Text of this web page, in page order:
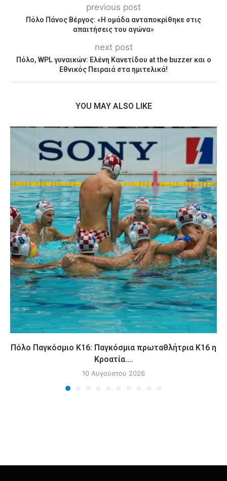
previous post
Πόλο Πάνος Βέργος: «Η ομάδα ανταποκρίθηκε στις
απαιτήσεις του αγώνα»
next post
Πόλο, WPL γυναικών: Ελένη Κανετίδου at the buzzer και ο
Εθνικός Πειραιά στα ημιτελικά!
YOU MAY ALSO LIKE
Πόλο Παγκόσμιο Κ16: Παγκόσμια πρωταθλήτρια Κ16 η
Κροατία....
10 Αυγούστου 2026